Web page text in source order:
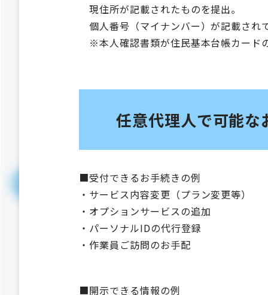
現住所が記載されたものを提出。
個人番号（マイナンバー）が記載され
※本人確認書類が住民基本台帳カード
任意代理人で可能な
■受付できるお手続きの例
・サービス内容変更（プラン変更等）
・オプションサービスの追加
・パーソナルIDの代行登録
・作業員ご訪問のお手配
■開示できる情報の例